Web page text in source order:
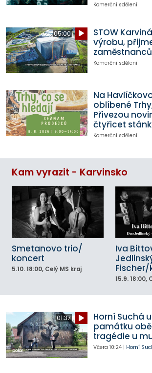
Komerční sdělení
05:00
STOW
výrobu,
zaměstnanců
Komerční sdělení
Na
oblíbené
Přivezou
čtyřicet
Komerční sdělení
Kam vyrazit - Karvinsko
Smetanovo trio/
koncert
5.10. 18:00, Celý MS kraj
Iva
15.9. 18:00,
01:37
Horní Suchá
památku
tragédie u
Včera 10:24| Horní